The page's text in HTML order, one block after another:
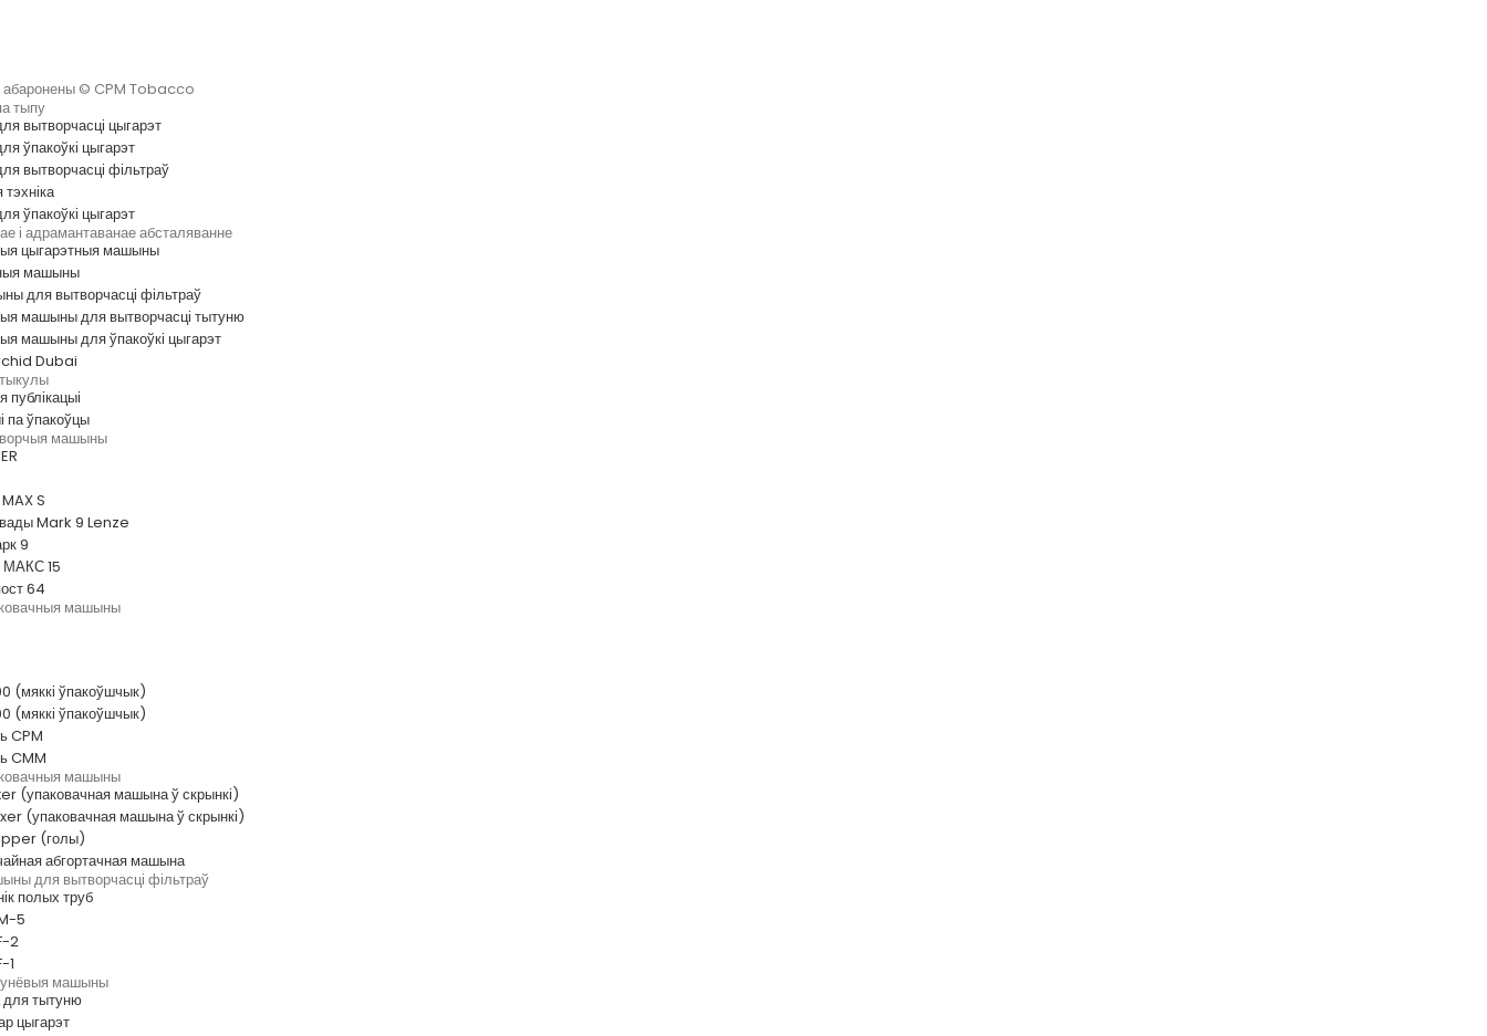
абаронены © CPM Tobacco
тыпу
вытворчасці цыгарэт
ўпакоўкі цыгарэт
вытворчасці фільтраў
ўпакоўкі цыгарэт
і адрамантаванае абсталяванне
цыгарэтныя машыны
машыны
для вытворчасці фільтраў
машыны для вытворчасці тытуню
машыны для ўпакоўкі цыгарэт
Dubai
па ўпакоўцы
машыны
S
Mark 9 Lenze
9
МАКС 15
64
машыны
(мяккі ўпакоўшчык)
(мяккі ўпакоўшчык)
CPM
CMM
машыны
(упаковачная машына ў скрынкі)
(упаковачная машына ў скрынкі)
(голы)
абгортачная машына
для вытворчасці фільтраў
полых труб
5
2
1
машыны
тытуню
цыгарэт